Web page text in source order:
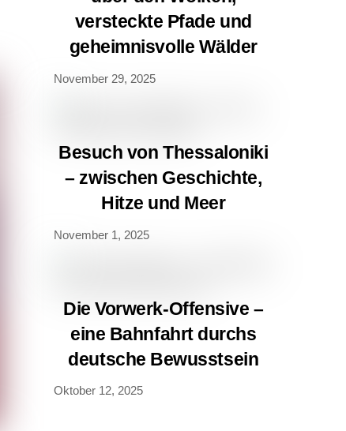
versteckte Pfade und
geheimnisvolle Wälder
November 29, 2025
Besuch von Thessaloniki
– zwischen Geschichte,
Hitze und Meer
November 1, 2025
Die Vorwerk-Offensive –
eine Bahnfahrt durchs
deutsche Bewusstsein
Oktober 12, 2025